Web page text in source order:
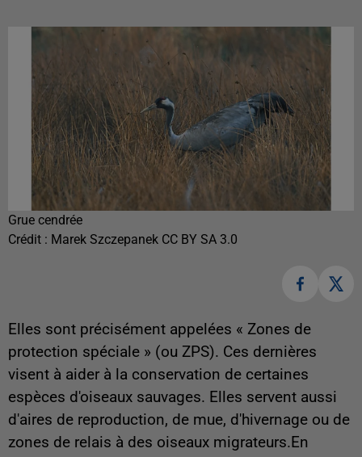
Grue cendrée
Crédit : Marek Szczepanek CC BY SA 3.0
Elles sont précisément appelées « Zones de
protection spéciale » (ou ZPS). Ces dernières
visent à aider à la conservation de certaines
espèces d'oiseaux sauvages. Elles servent aussi
d'aires de reproduction, de mue, d'hivernage ou de
zones de relais à des oiseaux migrateurs.En